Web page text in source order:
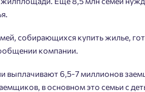
собирающихся купить жилье,
компании.
выплачивают 6,5-7 миллионов
в основном это семьи с
Пожалуйста, оставьте
Краснодар
Нет времени